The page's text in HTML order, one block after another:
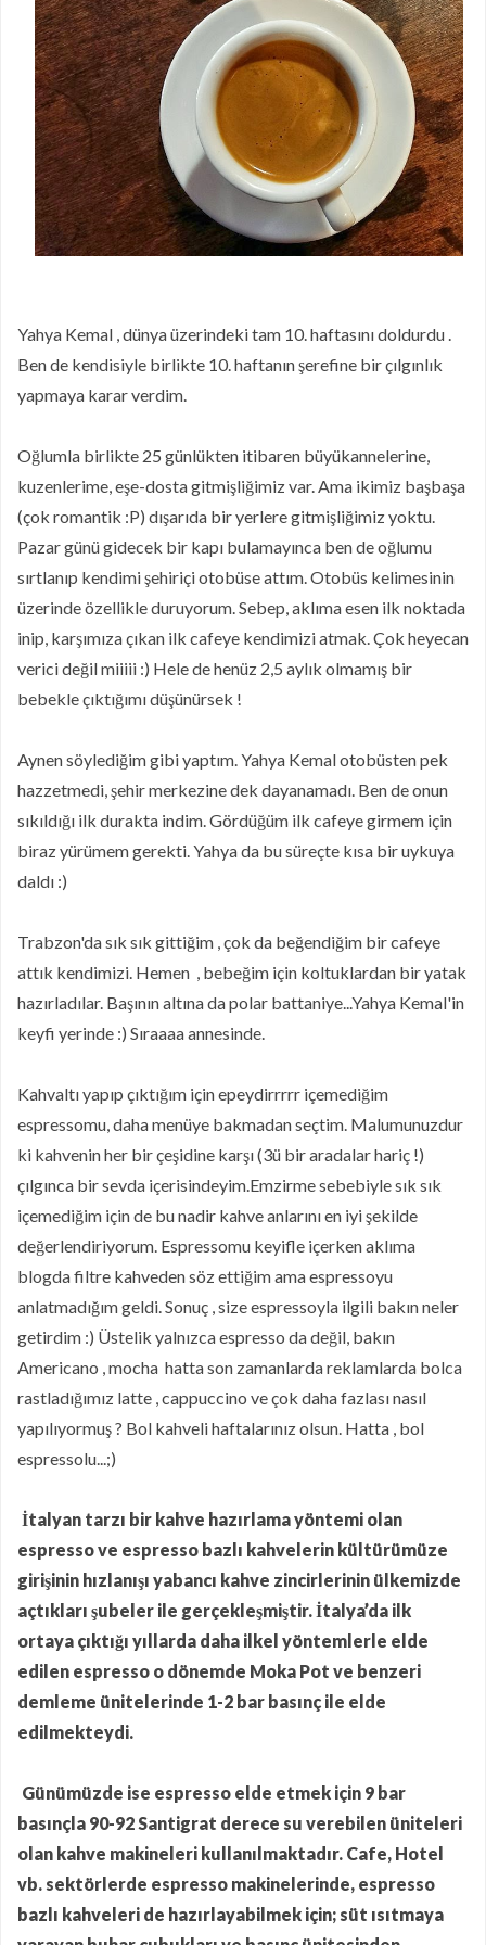
Puf Puf Muzlu Pankek
Nefis Patatesli Dilim Börek
Taze Otlu Kaygana
Ramazan'da Nasıl Beslenmelisiniz?
Limonlu Pamuk Kek
Hatay Yöresinden En Özel Lezzetlerin
Online Mağazası Hataykoy.com
Mor Havuçlu Ekşi Mayalı Ekmek
Yahya Kemal , dünya üzerindeki tam 10. haftasını doldurdu .
Ben de kendisiyle birlikte 10. haftanın şerefine bir çılgınlık
yapmaya karar verdim.
Oğlumla birlikte 25 günlükten itibaren büyükannelerine,
kuzenlerime, eşe-dosta gitmişliğimiz var. Ama ikimiz başbaşa
(çok romantik :P) dışarıda bir yerlere gitmişliğimiz yoktu.
Pazar günü gidecek bir kapı bulamayınca ben de oğlumu
sırtlanıp kendimi şehiriçi otobüse attım. Otobüs kelimesinin
üzerinde özellikle duruyorum. Sebep, aklıma esen ilk noktada
inip, karşımıza çıkan ilk cafeye kendimizi atmak. Çok heyecan
verici değil miiiii :) Hele de henüz 2,5 aylık olmamış bir
bebekle çıktığımı düşünürsek !
Aynen söylediğim gibi yaptım. Yahya Kemal otobüsten pek
hazzetmedi, şehir merkezine dek dayanamadı. Ben de onun
sıkıldığı ilk durakta indim. Gördüğüm ilk cafeye girmem için
biraz yürümem gerekti. Yahya da bu süreçte kısa bir uykuya
daldı :)
Trabzon'da sık sık gittiğim , çok da beğendiğim bir cafeye
attık kendimizi. Hemen , bebeğim için koltuklardan bir yatak
hazırladılar. Başının altına da polar battaniye...Yahya Kemal'in
keyfi yerinde :) Sıraaaa annesinde.
Kahvaltı yapıp çıktığım için epeydirrrrr içemediğim
espressomu, daha menüye bakmadan seçtim. Malumunuzdur
ki kahvenin her bir çeşidine karşı (3ü bir aradalar hariç !)
çılgınca bir sevda içerisindeyim.Emzirme sebebiyle sık sık
içemediğim için de bu nadir kahve anlarını en iyi şekilde
değerlendiriyorum. Espressomu keyifle içerken aklıma
blogda filtre kahveden söz ettiğim ama espressoyu
anlatmadığım geldi. Sonuç , size espressoyla ilgili bakın neler
getirdim :) Üstelik yalnızca espresso da değil, bakın
Americano , mocha hatta son zamanlarda reklamlarda bolca
rastladığımız latte , cappuccino ve çok daha fazlası nasıl
yapılıyormuş ? Bol kahveli haftalarınız olsun. Hatta , bol
espressolu...;)
İtalyan tarzı bir kahve hazırlama yöntemi olan
espresso ve espresso bazlı kahvelerin kültürümüze
girişinin hızlanışı yabancı kahve zincirlerinin ülkemizde
açtıkları şubeler ile gerçekleşmiştir. İtalya’da ilk
ortaya çıktığı yıllarda daha ilkel yöntemlerle elde
edilen espresso o dönemde Moka Pot ve benzeri
demleme ünitelerinde 1-2 bar basınç ile elde
edilmekteydi.
Günümüzde ise espresso elde etmek için 9 bar
basınçla 90-92 Santigrat derece su verebilen üniteleri
olan kahve makineleri kullanılmaktadır. Cafe, Hotel
vb. sektörlerde espresso makinelerinde, espresso
bazlı kahveleri de hazırlayabilmek için; süt ısıtmaya